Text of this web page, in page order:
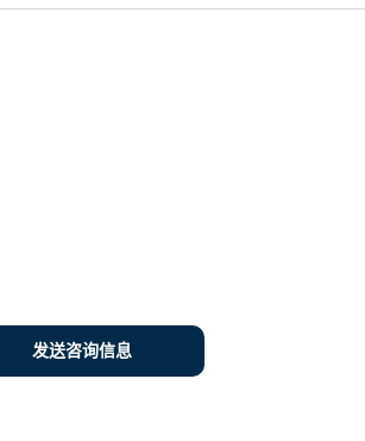
发送咨询信息